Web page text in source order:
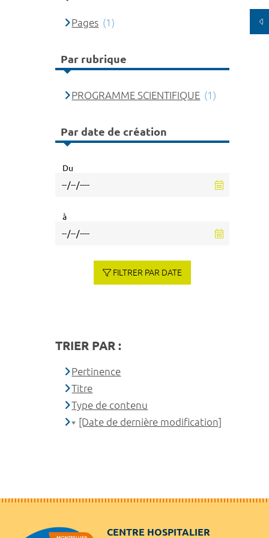
Pages (1)
Par rubrique
PROGRAMME SCIENTIFIQUE (1)
Par date de création
Du
à
FILTRER PAR DATE
TRIER PAR :
Pertinence
Titre
Type de contenu
[Date de dernière modification]
CENTRE HOSPITALIER